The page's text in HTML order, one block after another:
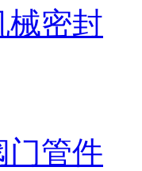
械密封
门管件